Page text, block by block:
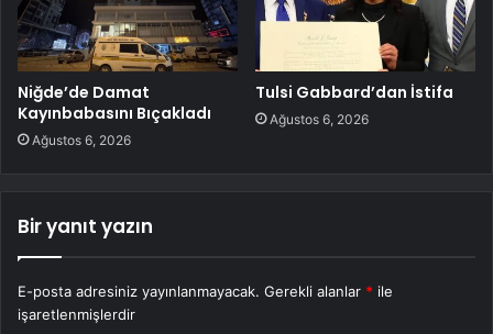
Niğde’de Damat
Kayınbabasını Bıçakladı
Ağustos 6, 2026
Tulsi Gabbard’dan İstifa
Ağustos 6, 2026
Bir yanıt yazın
E-posta adresiniz yayınlanmayacak. Gerekli alanlar * ile
işaretlenmişlerdir